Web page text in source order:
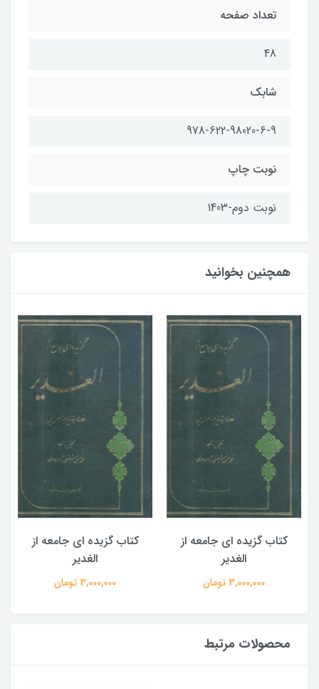
تعداد صفحه
48
شابک
978-622-98020-6-9
نوبت چاپ
نوبت دوم-1403
همچنین بخوانید
کتاب گزیده ای جامعه از
الغدیر
3,000,000 تومان
کتاب گزیده ای جامعه از
الغدیر
3,000,000 تومان
محصولات مرتبط